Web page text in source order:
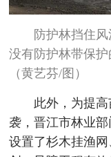
防护林挡住
没有防护林带保护
（黄艺芬/图）
此外，为提
袭，晋江市林业
设置了杉木挂渔